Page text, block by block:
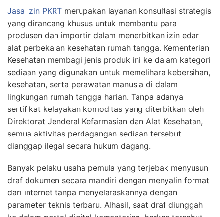
Jasa Izin PKRT merupakan layanan konsultasi strategis
yang dirancang khusus untuk membantu para
produsen dan importir dalam menerbitkan izin edar
alat perbekalan kesehatan rumah tangga. Kementerian
Kesehatan membagi jenis produk ini ke dalam kategori
sediaan yang digunakan untuk memelihara kebersihan,
kesehatan, serta perawatan manusia di dalam
lingkungan rumah tangga harian. Tanpa adanya
sertifikat kelayakan komoditas yang diterbitkan oleh
Direktorat Jenderal Kefarmasian dan Alat Kesehatan,
semua aktivitas perdagangan sediaan tersebut
dianggap ilegal secara hukum dagang.
Banyak pelaku usaha pemula yang terjebak menyusun
draf dokumen secara mandiri dengan menyalin format
dari internet tanpa menyelaraskannya dengan
parameter teknis terbaru. Alhasil, saat draf diunggah